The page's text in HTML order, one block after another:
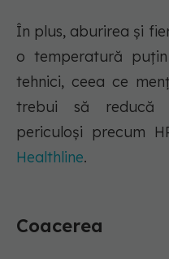
În plus, aburirea și
o temperatură
tehnici, ceea ce
trebui să reducă
periculoși precum
Healthline.
Coacerea